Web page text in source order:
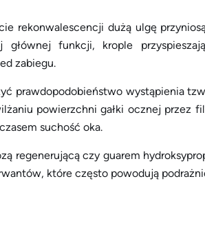
rekonwalescencji dużą ulgę
funkcji, krople
zabiegu.
prawdopodobieństwo wystąpienia
powierzchni gałki ocznej przez
suchość oka.
regenerującą czy guarem
które często powodują